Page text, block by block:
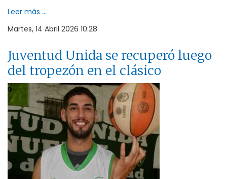
Leer más ...
Martes, 14 Abril 2026 10:28
Juventud Unida se recuperó luego
del tropezón en el clásico